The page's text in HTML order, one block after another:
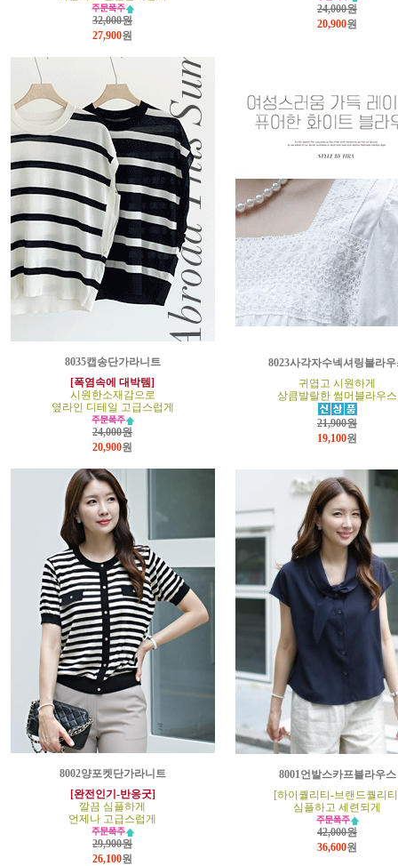
32,000원
27,900원
24,000원
20,900원
8035캡송단가라니트
[폭염속에 대박템]
시원한소재감으로
옆라인 디테일 고급스럽게
24,000원
20,900원
8023사각자수넥셔링블라우
귀엽고 시원하게
상큼발랄한 썸머블라우스
21,900원
19,100원
8002양포켓단가라니트
[완전인기-반응굿]
깔끔 심플하게
언제나 고급스럽게
29,900원
26,100원
8001언발스카프블라우스
[하이퀄리티-브랜드퀄리
심플하고 세련되게
42,000원
36,600원